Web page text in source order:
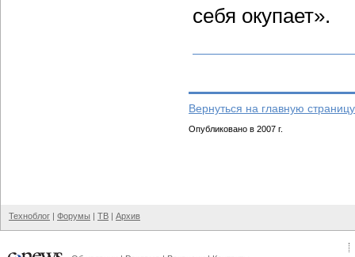
себя окупает».
Вернуться на главную
Опубликовано в 2007 г.
Техноблог | Форумы | ТВ | Архив